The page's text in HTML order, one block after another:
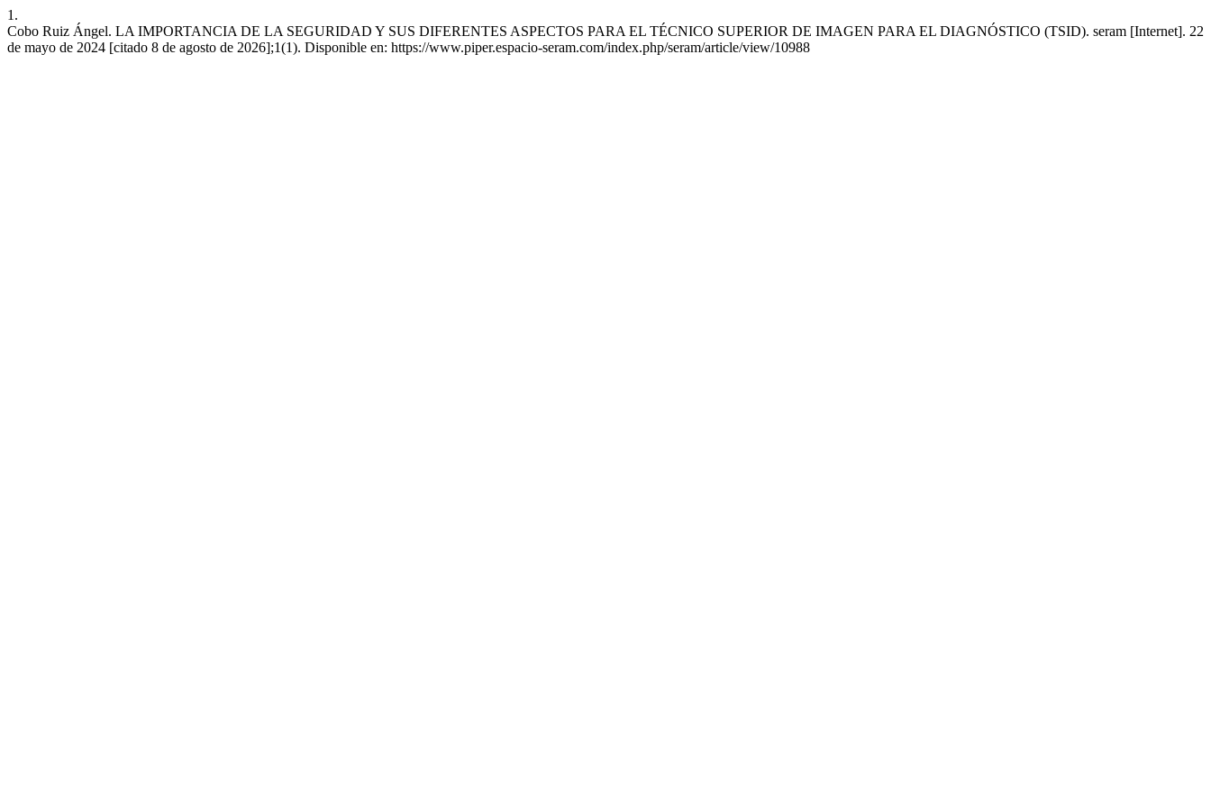
1.
Cobo Ruiz Ángel. LA IMPORTANCIA DE LA SEGURIDAD Y SUS DIFERENTES ASPECTOS PARA EL TÉCNICO SUPERIOR DE IMAGEN PARA EL DIAGNÓSTICO (TSID). seram [Internet]. 22
de mayo de 2024 [citado 8 de agosto de 2026];1(1). Disponible en: https://www.piper.espacio-seram.com/index.php/seram/article/view/10988